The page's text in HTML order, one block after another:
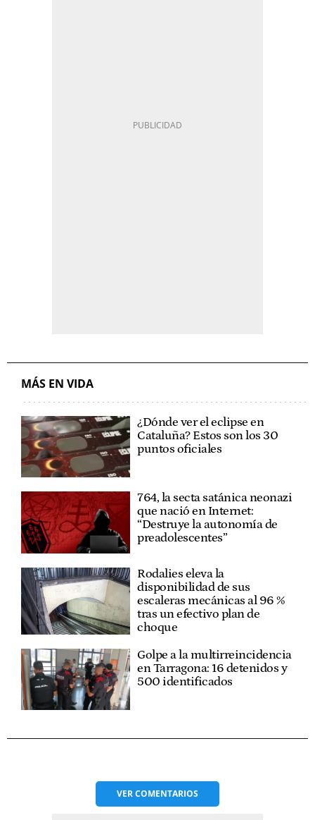
MÁS EN VIDA
¿Dónde ver el eclipse en
Cataluña? Estos son los 30
puntos oficiales
764, la secta satánica neonazi
que nació en Internet:
“Destruye la autonomía de
preadolescentes”
Rodalies eleva la
disponibilidad de sus
escaleras mecánicas al 96 %
tras un efectivo plan de
choque
Golpe a la multirreincidencia
en Tarragona: 16 detenidos y
500 identificados
VERCOMENTARIOS